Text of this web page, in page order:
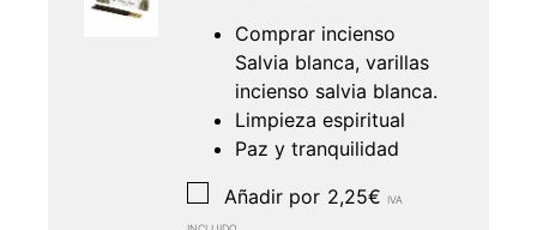
Comprar incienso
Salvia blanca, varillas
incienso salvia blanca.
Limpieza espiritual
Paz y tranquilidad
Añadir por 2,25€ IVA